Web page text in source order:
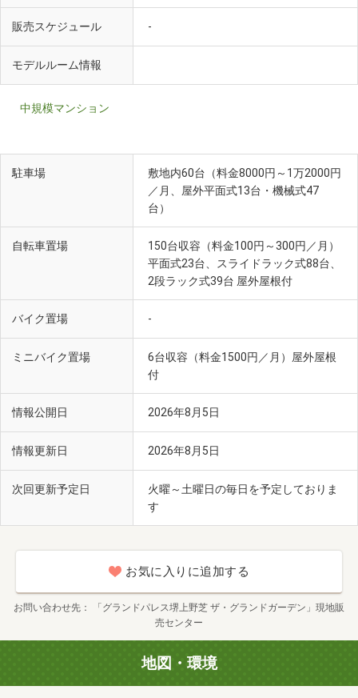
販売スケジュール -
モデルルーム情報
中規模マンション
駐車場
敷地内60台（料金8000円～1万2000円
／月、屋外平面式13台・機械式47
台）
自転車置場
150台収容（料金100円～300円／月）
平面式23台、スライドラック式88台、
2段ラック式39台 屋外屋根付
バイク置場 -
ミニバイク置場
6台収容（料金1500円／月）屋外屋根
付
情報公開日 2026年8月5日
情報更新日 2026年8月5日
次回更新予定日
火曜～土曜日の毎日を予定しておりま
す
お気に入りに追加する
お問い合わせ先
「グランドパレス堺上野芝 ザ・グランドガーデン」現地販
売センター
地図・環境